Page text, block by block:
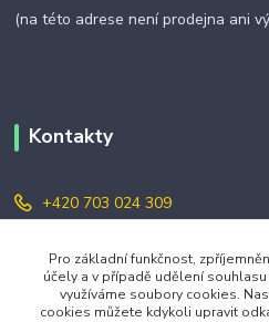
(na této adrese není prodejna ani
Kontakty
+420 703 024 309
objednavky@zavazuj.cz
Pro základní funkčnost,
účely a v případě udělení
využíváme soubory cookies.
cookies můžete kdykoli upravit